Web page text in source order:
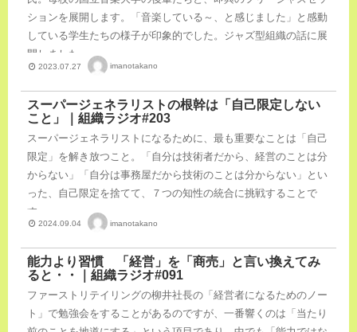
ションを展開します。「音楽している～、と感じました」と感動
している学生たちの様子が印象的でした。ジャズ型組織の話に展
開しました。
2023.07.27 imanotakano
スーパージェネラリストの根幹は「自己限定しない
こと」｜組織ラジオ#203
スーパージェネラリストになるために、最も重要なことは「自己
限定」を解き放つこと。「自分は技術者だから、経営のことは分
からない」「自分は事務屋だから技術のことは分からない」とい
った、自己限定を捨てて、７つの知性の統合に挑戦することで
す。
2024.09.04 imanotakano
能力より習慣 「経営」を「商売」と言い換えてみ
ると・・｜組織ラジオ#091
ファーストリテイリングの柳井社長の「経営者になるためのノー
ト」で勉強会をすることがあるのですが、一番響くのは「当たり